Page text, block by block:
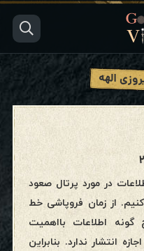
الهه
در مورد پرتال صعود
را منتشر کنیم. از زمان فروپاشی خط
در اوایل ۲۰۱۸، هیچ گونه اطلاعات بااهمیت
انتشار ندارد. بنابراین